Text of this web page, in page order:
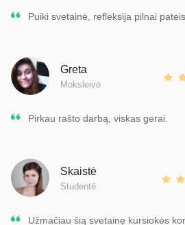
Puiki svetainė, refleksija pilnai
Greta
Moksleivė
Pirkau rašto darbą, viskas gerai.
Skaistė
Studentė
Užmačiau šią svetainę kursiokės